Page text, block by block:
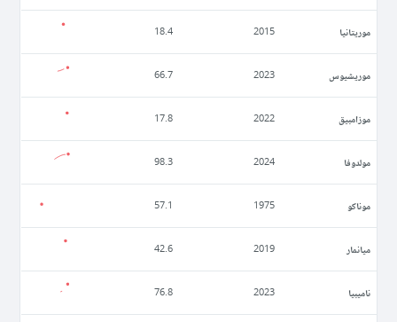
موريتانيا 2015
18.4
موريشيوس 2023
66.7
موزامبيق 2022
17.8
مولدوفا 2024
98.3
موناكو 1975
57.1
ميانمار 2019
42.6
ناميبيا 2023
76.8